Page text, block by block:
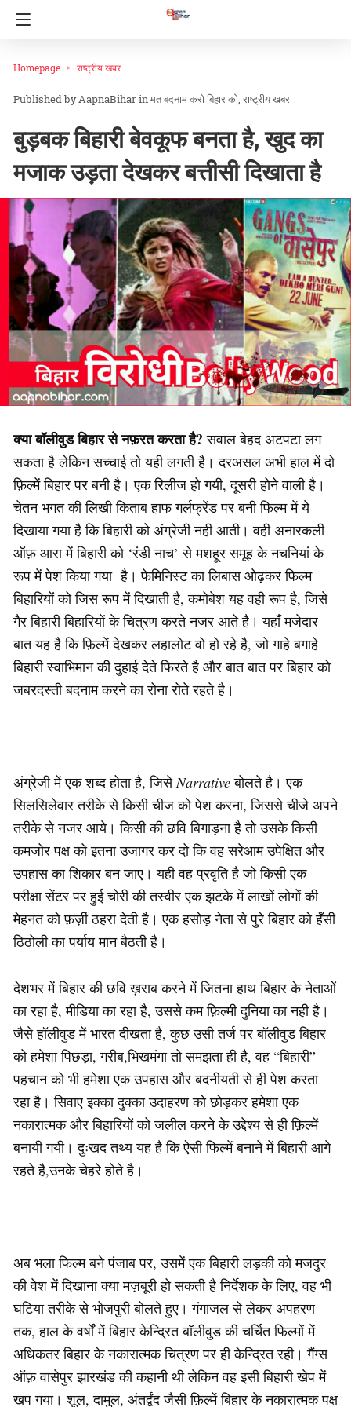
Homepage राष्ट्रीय खबर
AapnaBihar inमत बदनाम करो बिहार को राष्ट्रीय खबर
बुड़बक बिहारी बेवकूफ बनता है, खुद का
मजाक उड़ता देखकर बत्तीसी दिखाता है
क्या बॉलीवुड बिहार से नफ़रत करता है? सवाल बेहद अटपटा लग
सकता है लेकिन सच्चाई तो यही लगती है। दरअसल अभी हाल में दो
फ़िल्में बिहार पर बनी है। एक रिलीज हो गयी, दूसरी होने वाली है।
चेतन भगत की लिखी किताब हाफ गर्लफ्रेंड पर बनी फिल्म में ये
दिखाया गया है कि बिहारी को अंग्रेजी नही आती। वही अनारकली
ऑफ़ आरा में बिहारी को ‘रंडी नाच’ से मशहूर समूह के नचनियां के
रूप में पेश किया गया है। फेमिनिस्ट का लिबास ओढ़कर फिल्म
बिहारियों को जिस रूप में दिखाती है, कमोबेश यह वही रूप है, जिसे
गैर बिहारी बिहारियों के चित्रण करते नजर आते है। यहाँ मजेदार
बात यह है कि फ़िल्में देखकर लहालोट वो हो रहे है, जो गाहे बगाहे
बिहारी स्वाभिमान की दुहाई देते फिरते है और बात बात पर बिहार को
जबरदस्ती बदनाम करने का रोना रोते रहते है।
अंग्रेजी में एक शब्द होता है, जिसेNarrativeबोलते है। एक
सिलसिलेवार तरीके से किसी चीज को पेश करना, जिससे चीजे अपने
तरीके से नजर आये। किसी की छवि बिगाड़ना है तो उसके किसी
कमजोर पक्ष को इतना उजागर कर दो कि वह सरेआम उपेक्षित और
उपहास का शिकार बन जाए। यही वह प्रवृति है जो किसी एक
परीक्षा सेंटर पर हुई चोरी की तस्वीर एक झटके में लाखों लोगों की
मेहनत को फ़र्ज़ी ठहरा देती है। एक हसोड़ नेता से पुरे बिहार को हँसी
ठिठोली का पर्याय मान बैठती है।
देशभर में बिहार की छवि ख़राब करने में जितना हाथ बिहार के नेताओं
का रहा है, मीडिया का रहा है, उससे कम फ़िल्मी दुनिया का नही है।
जैसे हॉलीवुड में भारत दीखता है, कुछ उसी तर्ज पर बॉलीवुड बिहार
को हमेशा पिछड़ा, गरीब,भिखमंगा तो समझता ही है, वह “बिहारी”
पहचान को भी हमेशा एक उपहास और बदनीयती से ही पेश करता
रहा है। सिवाए इक्का दुक्का उदाहरण को छोड़कर हमेशा एक
नकारात्मक और बिहारियों को जलील करने के उद्देश्य से ही फ़िल्में
बनायी गयी। दुःखद तथ्य यह है कि ऐसी फिल्में बनाने में बिहारी आगे
रहते है,उनके चेहरे होते है।
अब भला फिल्म बने पंजाब पर, उसमें एक बिहारी लड़की को मजदुर
की वेश में दिखाना क्या मज़बूरी हो सकती है निर्देशक के लिए, वह भी
घटिया तरीके से भोजपुरी बोलते हुए। गंगाजल से लेकर अपहरण
तक, हाल के वर्षों में बिहार केन्द्रित बॉलीवुड की चर्चित फिल्मों में
अधिकतर बिहार के नकारात्मक चित्रण पर ही केन्द्रित रही। गैंग्स
ऑफ़ वासेपुर झारखंड की कहानी थी लेकिन वह इसी बिहारी खेप में
खप गया। शूल, दामुल, अंतर्द्वंद जैसी फ़िल्में बिहार के नकारात्मक पक्ष